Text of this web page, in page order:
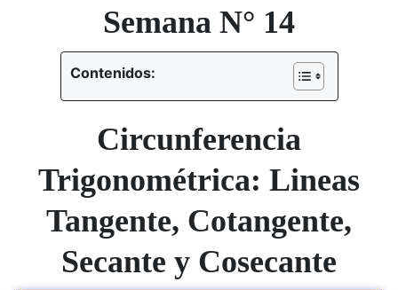
Semana N° 14
Contenidos:
Circunferencia
Trigonométrica: Lineas
Tangente, Cotangente,
Secante y Cosecante